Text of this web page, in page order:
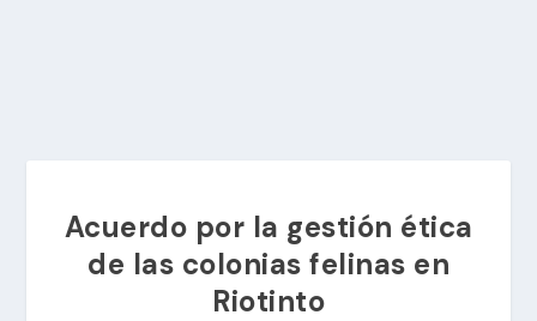
Acuerdo por la gestión ética
de las colonias felinas en
Riotinto